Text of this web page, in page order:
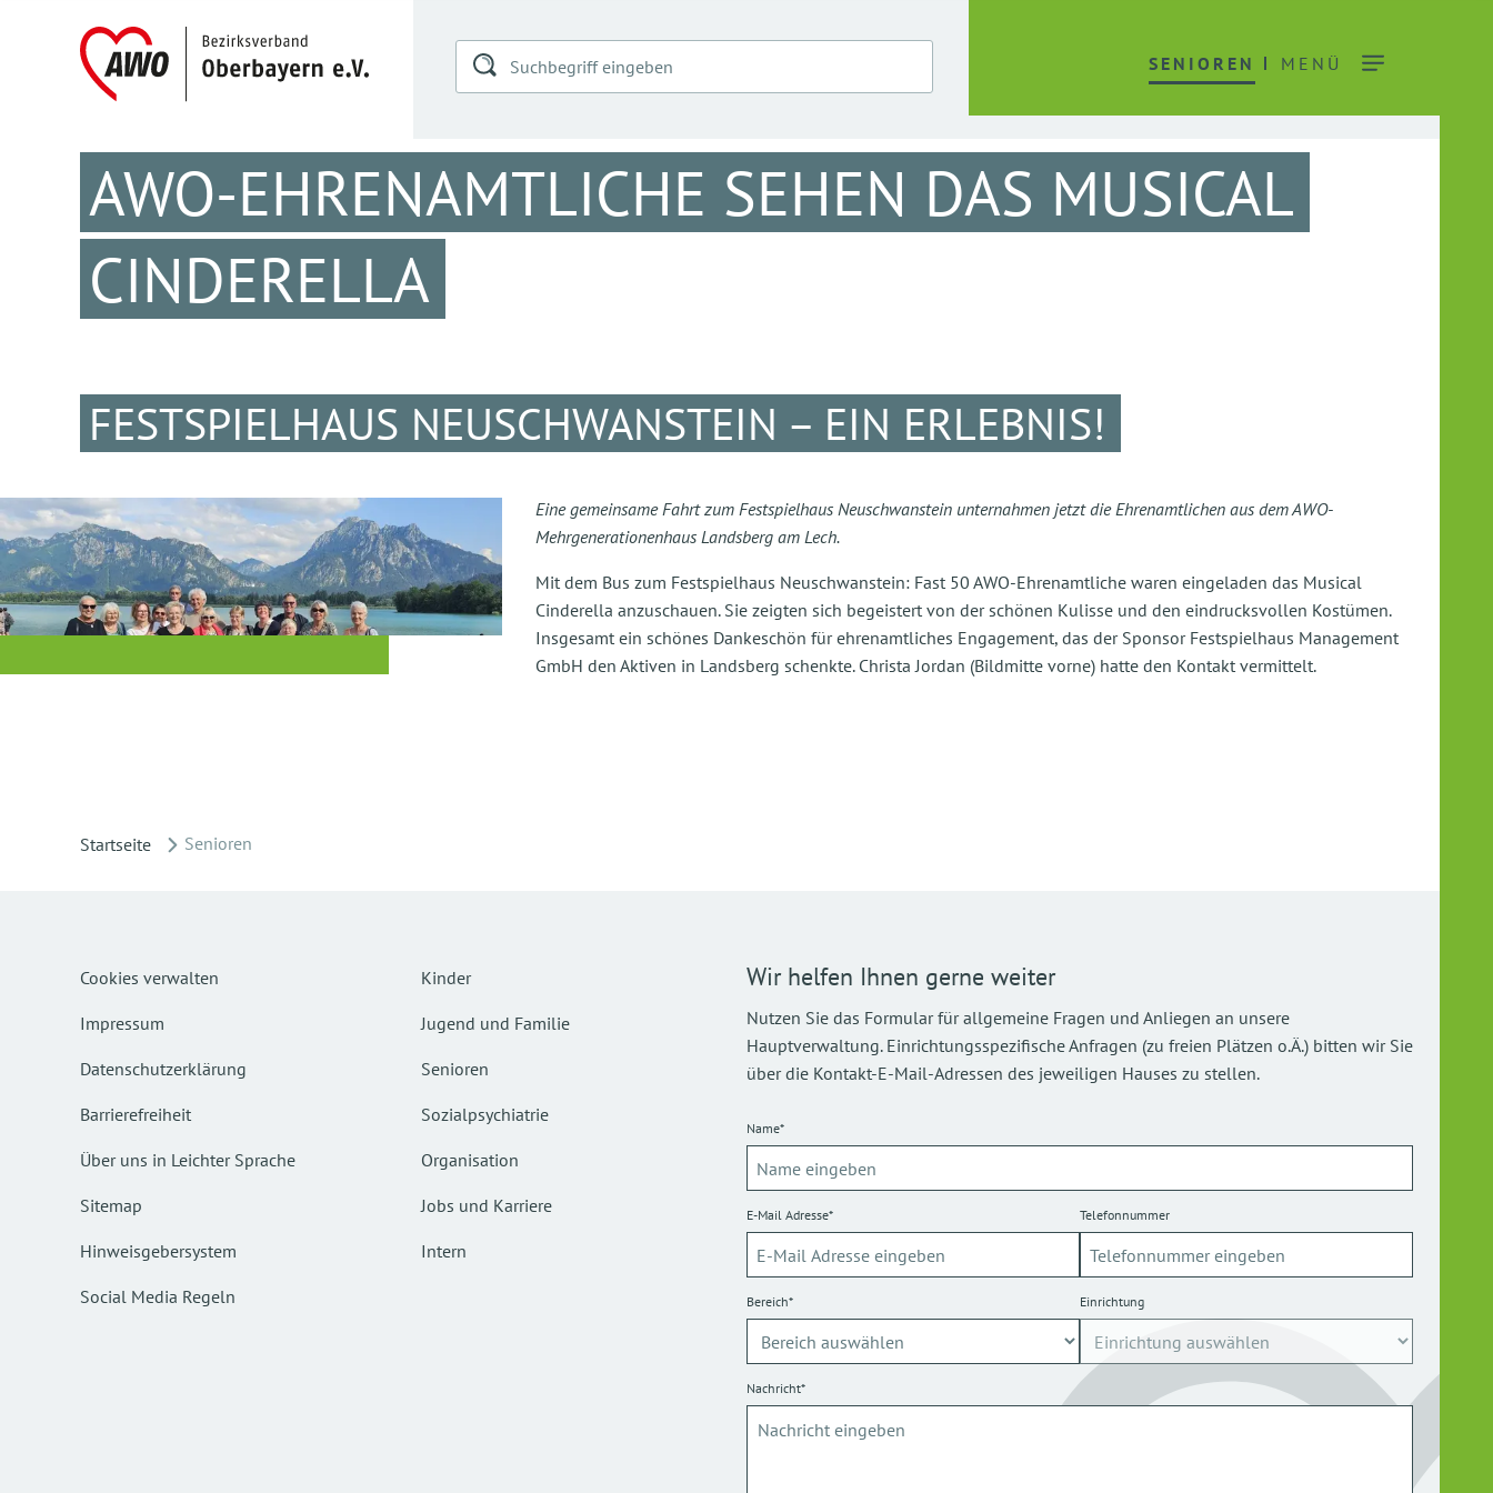
SENIOREN MENÜ
AWO-EHRENAMTLICHE SEHEN DAS MUSICAL
CINDERELLA
FESTSPIELHAUS NEUSCHWANSTEIN – EIN ERLEBNIS!
Eine gemeinsame Fahrt zum Festspielhaus Neuschwanstein unternahmen jetzt die Ehrenamtlichen aus dem AWO-
Mehrgenerationenhaus Landsberg am Lech.
Mit dem Bus zum Festspielhaus Neuschwanstein: Fast 50 AWO-Ehrenamtliche waren eingeladen das Musical
Cinderella anzuschauen. Sie zeigten sich begeistert von der schönen Kulisse und den eindrucksvollen Kostümen.
Insgesamt ein schönes Dankeschön für ehrenamtliches Engagement, das der Sponsor Festspielhaus Management
GmbH den Aktiven in Landsberg schenkte. Christa Jordan (Bildmitte vorne) hatte den Kontakt vermittelt.
Startseite Senioren
Cookies verwalten
Impressum
Datenschutzerklärung
Barrierefreiheit
Über uns in Leichter Sprache
Sitemap
Hinweisgebersystem
Social Media Regeln
Kinder
Jugend und Familie
Senioren
Sozialpsychiatrie
Organisation
Jobs und Karriere
Intern
Wir helfen Ihnen gerne weiter
Nutzen Sie das Formular für allgemeine Fragen und Anliegen an unsere
Hauptverwaltung. Einrichtungsspezifische Anfragen (zu freien Plätzen o.Ä.) bitten wir Sie
über die Kontakt-E-Mail-Adressen des jeweiligen Hauses zu stellen.
Name*
E-Mail Adresse* Telefonnummer
Bereich* Einrichtung
Nachricht*